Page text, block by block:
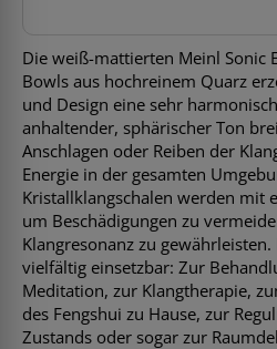
Die weiß-mattierten Meinl Sonic
Bowls aus hochreinem Quarz
und Design eine sehr
anhaltender, sphärischer Ton
Anschlagen oder Reiben der
Energie in der gesamten
Kristallklangschalen werden mit
um Beschädigungen zu
Klangresonanz zu
vielfältig einsetzbar: Zur
Meditation, zur Klangtherapie,
des Fengshui zu Hause, zur
Zustands oder sogar zur